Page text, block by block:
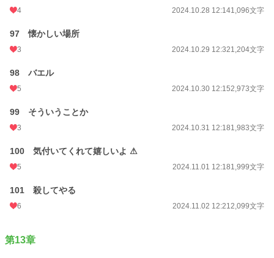
4 2024.10.28 12:141,096文字
97 懐かしい場所
3 2024.10.29 12:321,204文字
98 バエル
5 2024.10.30 12:152,973文字
99 そういうことか
3 2024.10.31 12:181,983文字
100 気付いてくれて嬉しいよ ⚠
5 2024.11.01 12:181,999文字
101 殺してやる
6 2024.11.02 12:212,099文字
第13章